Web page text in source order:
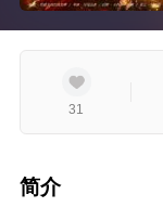
31
简介